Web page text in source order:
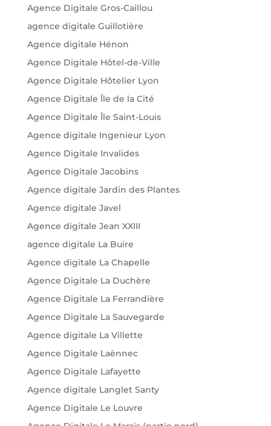
Agence Digitale Gros-Caillou
agence digitale Guillotière
Agence digitale Hénon
Agence Digitale Hôtel-de-Ville
Agence Digitale Hôtelier Lyon
Agence Digitale Île de la Cité
Agence Digitale Île Saint-Louis
Agence digitale Ingenieur Lyon
Agence Digitale Invalides
Agence Digitale Jacobins
Agence digitale Jardin des Plantes
Agence digitale Javel
Agence digitale Jean XXIII
agence digitale La Buire
Agence digitale La Chapelle
Agence Digitale La Duchère
Agence Digitale La Ferrandière
Agence Digitale La Sauvegarde
Agence digitale La Villette
Agence Digitale Laënnec
Agence Digitale Lafayette
Agence digitale Langlet Santy
Agence Digitale Le Louvre